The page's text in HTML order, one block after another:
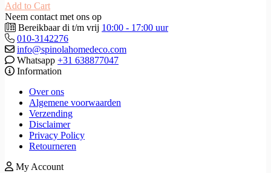
Add to Cart
Neem contact met ons op
Bereikbaar di t/m vrij 10:00 - 17:00 uur
010-3142276
info@spinolahomedeco.com
Whatsapp +31 638877047
Information
Over ons
Algemene voorwaarden
Verzending
Disclaimer
Privacy Policy
Retourneren
My Account